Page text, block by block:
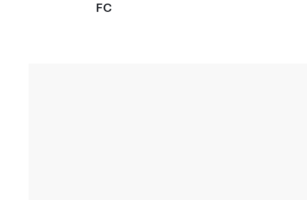
FC